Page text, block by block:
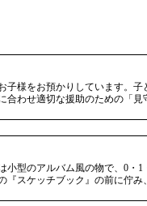
様をお預かりしています。
わせ適切な援助のための「
型のアルバム風の物で、0・
スケッチブック』の前に佇